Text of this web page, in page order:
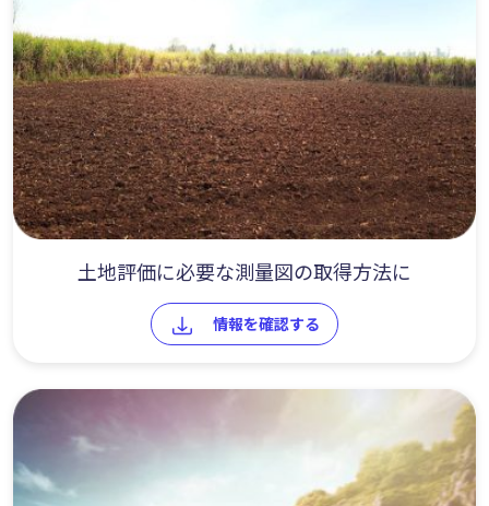
土地評価に必要な測量図の取得方法に
情報を確認する